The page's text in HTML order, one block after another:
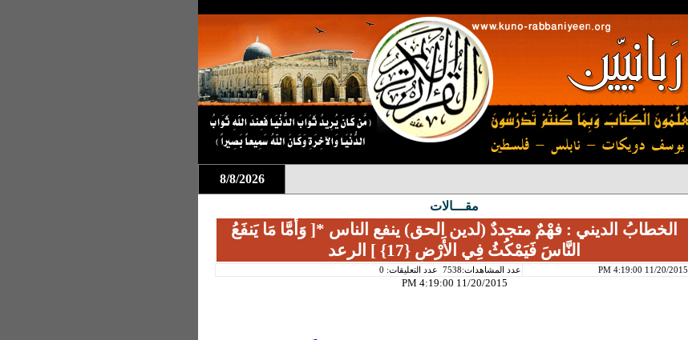
8/8/2026
مقـــالات
الخطابُ الديني : فهْمٌ متجددٌ (لدين الحق) ينفع الناس *[ وَأَمَّا مَا يَنفَعُ
النَّاسَ فَيَمْكُثُ فِي الأَرْضِ {17} ] الرعد
11/20/2015 4:19:00 PM عدد المشاهدات:7538 عدد التعليقات: 0
11/20/2015 4:19:00 PM